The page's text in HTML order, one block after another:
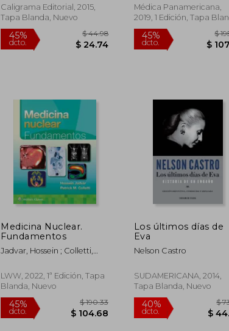
Caligrama Editorial, 2015,
Tapa Blanda, Nuevo
Médica Panamericana,
2019, 1 Edición, Tapa
Nuevo
Medicina Nuclear.
Fundamentos
Jadvar, Hossein ; Colletti,
LWW, 2022, 1ª Edición, Tapa
Blanda, Nuevo
Los últimos días de
Eva
Nelson Castro
SUDAMERICANA, 2014,
Tapa Blanda, Nuevo